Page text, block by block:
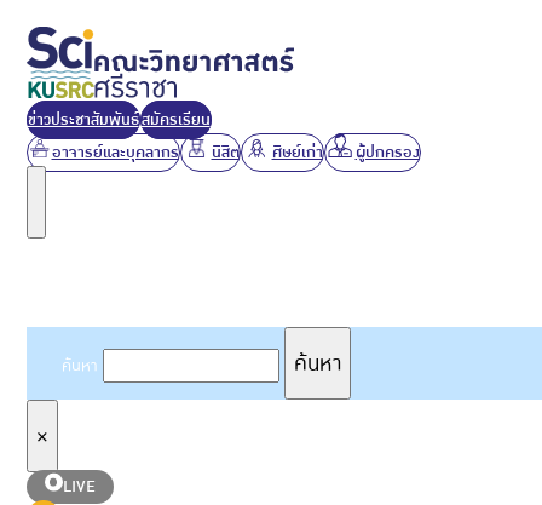
ข่าวประชาสัมพันธ์สมัครเรียน
อาจารย์และบุคลากร
นิสิต ศิษย์เก่า ผู้ปกครอง
ค้นหา ค้นหา
×
LIVE